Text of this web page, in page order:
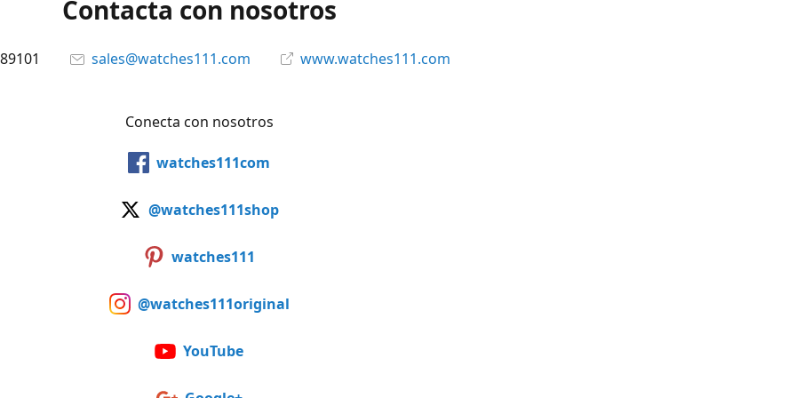
Contacta con nosotros
sales@watches111.com www.watches111.com
Conecta con nosotros
watches111com
@watches111shop
watches111
@watches111original
YouTube